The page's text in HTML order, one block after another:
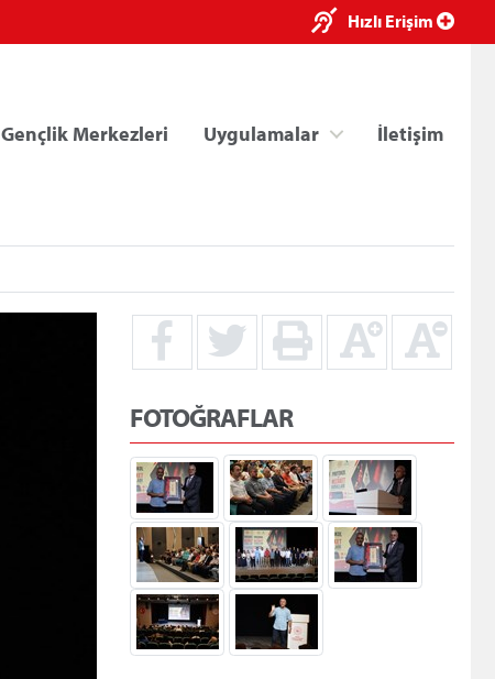
Hızlı Erişim
Gençlik Merkezleri Uygulamalar İletişim
FOTOĞRAFLAR
×